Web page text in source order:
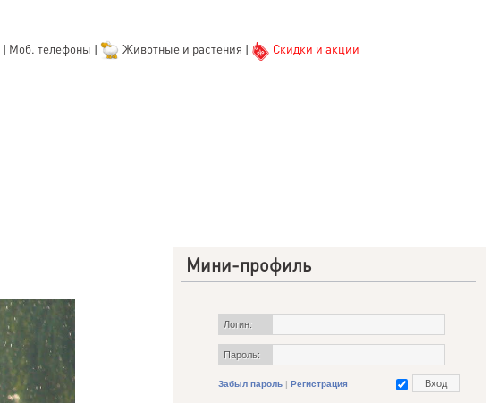
| Моб. телефоны | Животные и растения | Скидки и акции
Мини-профиль
Логин:
Пароль:
Забыл пароль | Регистрация